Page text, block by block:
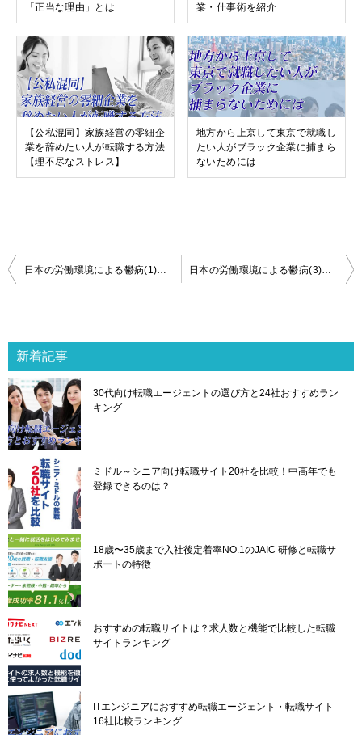
「正当な理由」とは
業・仕事術を紹介
【公私混同】家族経営の零細企
業を辞めたい人が転職する方法
【理不尽なストレス】
地方から上京して東京で就職し
たい人がブラック企業に捕まら
ないためには
投
稿
ゲ
ー
シ
ョ
ン
新着記事
30代向け転職エージェントの選び方と24社おすすめラン
キング
ミドル～シニア向け転職サイト20社を比較！中高年でも
登録できるのは？
18歳〜35歳まで入社後定着率NO.1のJAIC 研修と転職サ
ポートの特徴
おすすめの転職サイトは？求人数と機能で比較した転職
サイトランキング
ITエンジニアにおすすめ転職エージェント・転職サイト
16社比較ランキング